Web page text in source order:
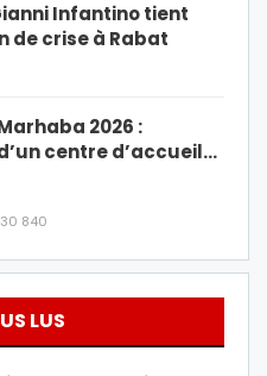
Infantino tient
de crise à Rabat
2026 :
centre d’accueil…
30 840
LUS